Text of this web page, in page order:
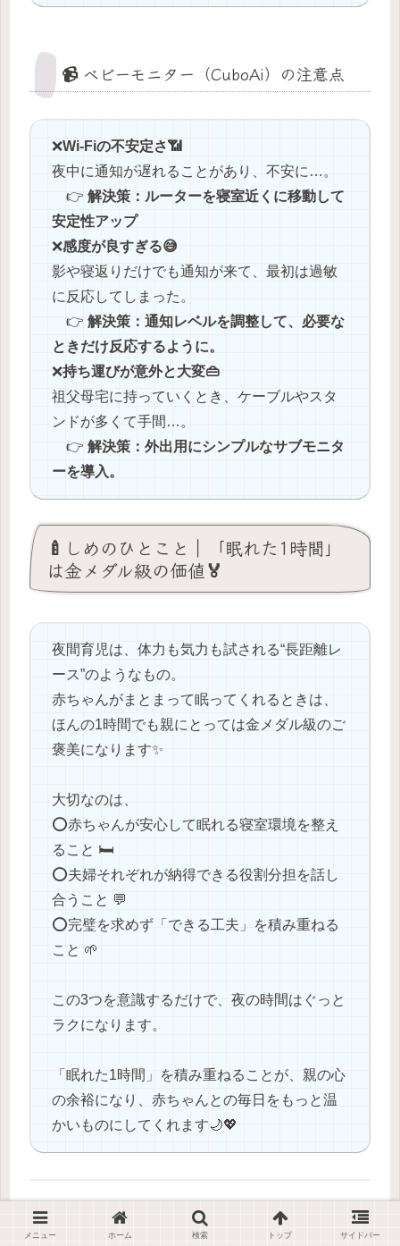
📹 ベビーモニター（CuboAi）の注意点
❌️Wi-Fiの不安定さ📶
夜中に通知が遅れることがあり、不安に…。
👉 解決策：ルーターを寝室近くに移動して
安定性アップ
❌️感度が良すぎる😅
影や寝返りだけでも通知が来て、最初は過敏
に反応してしまった。
👉 解決策：通知レベルを調整して、必要な
ときだけ反応するように。
❌️持ち運びが意外と大変👜
祖父母宅に持っていくとき、ケーブルやスタ
ンドが多くて手間…。
👉 解決策：外出用にシンプルなサブモニタ
ーを導入。
🍼しめのひとこと｜「眠れた1時間」
は金メダル級の価値🏅
夜間育児は、体力も気力も試される“長距離レ
ース”のようなもの。
赤ちゃんがまとまって眠ってくれるときは、
ほんの1時間でも親にとっては金メダル級のご
褒美になります✨
大切なのは、
⭕️赤ちゃんが安心して眠れる寝室環境を整え
ること 🛏️
⭕️夫婦それぞれが納得できる役割分担を話し
合うこと 💬
⭕️完璧を求めず「できる工夫」を積み重ねる
こと 🌱
この3つを意識するだけで、夜の時間はぐっと
ラクになります。
「眠れた1時間」を積み重ねることが、親の心
の余裕になり、赤ちゃんとの毎日をもっと温
かいものにしてくれます🌙💖
🔗 関連リンク
メニュー ホーム 検索 トップ サイドバー